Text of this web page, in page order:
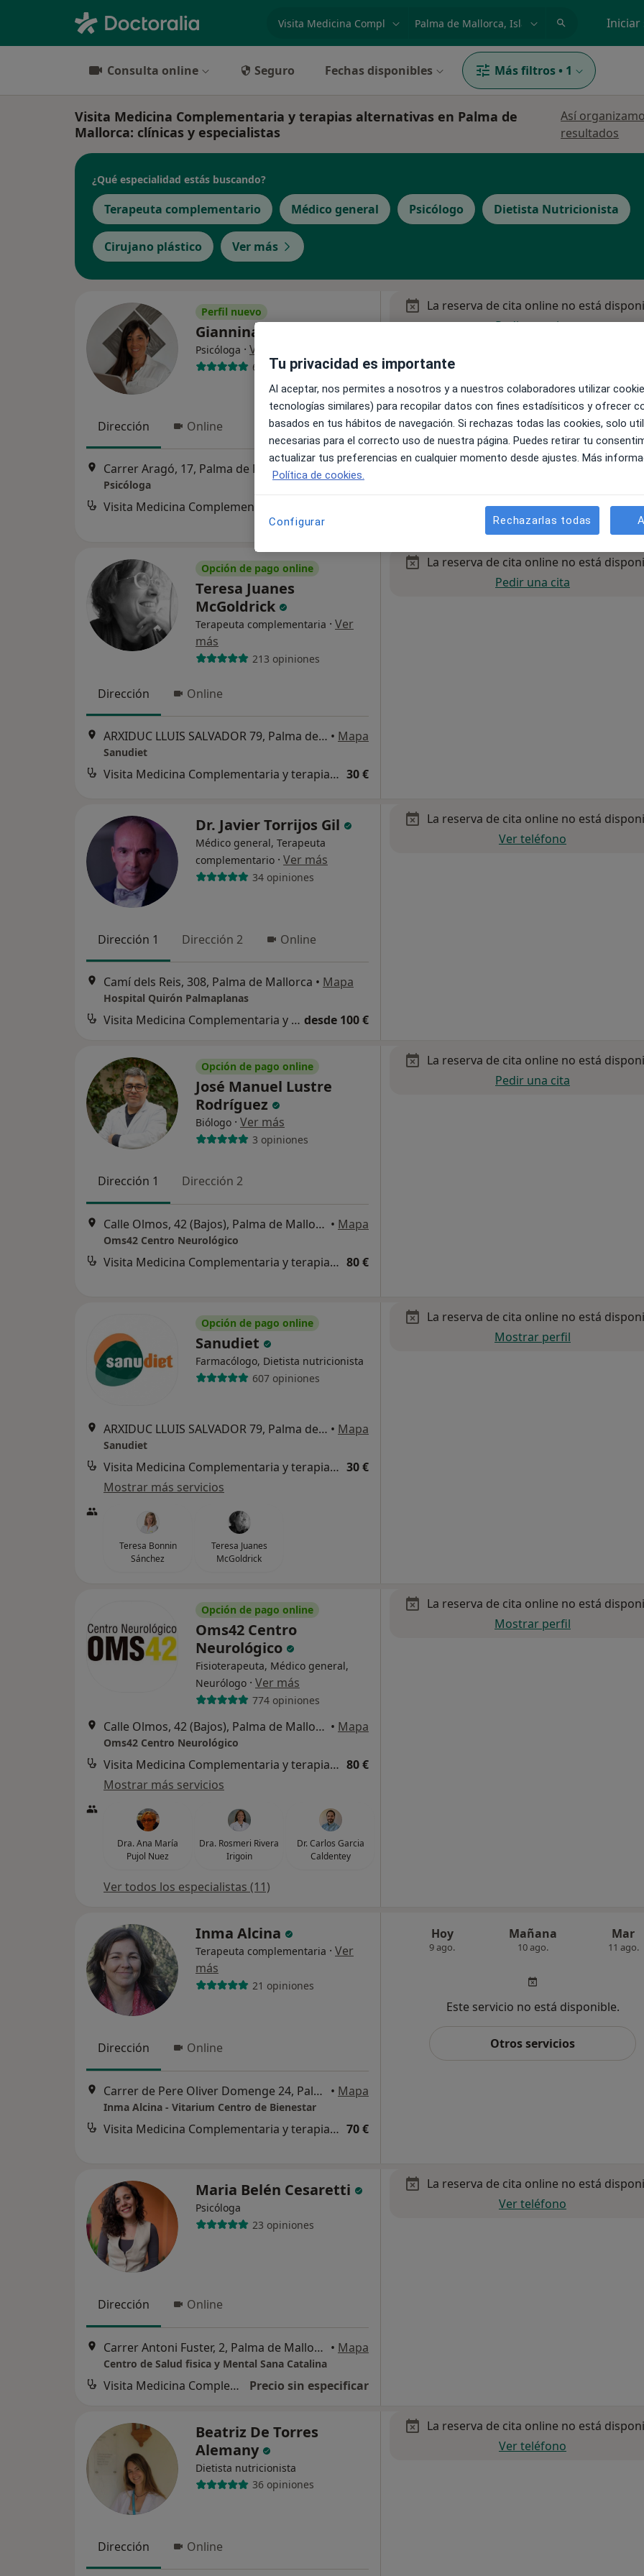
Iniciar
Consulta online Seguro Fechas disponibles Más filtros • 1
Visita Medicina Complementaria y terapias alternativas en Palma de
Mallorca: clínicas y especialistas
Así
resultados
¿Qué especialidad estás buscando?
Terapeuta complementario Médico general Psicólogo Dietista Nutricionista
Cirujano plástico Ver más
Perfil nuevo
Giannina Vallone
Psicóloga · Ver más
6 opiniones
Dirección Online
Carrer Aragó, 17, Palma de Mallorca Mapa
Psicóloga
La reserva de cita online no está
Pedir una cita
Opción de pago online
Teresa Juanes
McGoldrick
Terapeuta complementaria · Ver
más
213 opiniones
Dirección Online
ARXIDUC LLUIS SALVADOR 79, Palma de Mallorca • Mapa
Sanudiet
Visita Medicina Complementaria y terapias alternativas 30 €
La reserva de cita online no está
Pedir una cita
Dr. Javier Torrijos Gil
Médico general, Terapeuta
complementario · Ver más
34 opiniones
Dirección 1 Dirección 2 Online
Camí dels Reis, 308, Palma de Mallorca • Mapa
Hospital Quirón Palmaplanas
Visita Medicina Complementaria y terapias alternativas desde 100 €
La reserva de cita online no está
Ver teléfono
Opción de pago online
José Manuel Lustre
Rodríguez
Biólogo · Ver más
3 opiniones
Dirección 1 Dirección 2
Calle Olmos, 42 (Bajos), Palma de Mallorca • Mapa
Oms42 Centro Neurológico
Visita Medicina Complementaria y terapias alternativas 80 €
La reserva de cita online no está
Pedir una cita
Opción de pago online
Sanudiet
Farmacólogo, Dietista nutricionista
607 opiniones
ARXIDUC LLUIS SALVADOR 79, Palma de Mallorca • Mapa
Sanudiet
Visita Medicina Complementaria y terapias alternativas 30 €
Mostrar más servicios
Teresa Bonnin
Sánchez
Teresa Juanes
McGoldrick
La reserva de cita online no está
Mostrar perfil
Opción de pago online
Oms42 Centro
Neurológico
Fisioterapeuta, Médico general,
Neurólogo · Ver más
774 opiniones
Calle Olmos, 42 (Bajos), Palma de Mallorca • Mapa
Oms42 Centro Neurológico
Visita Medicina Complementaria y terapias alternativas 80 €
Mostrar más servicios
Dra. Ana María
Pujol Nuez
Dra. Rosmeri Rivera
Irigoin
Dr. Carlos Garcia
Caldentey
Ver todos los especialistas (11)
La reserva de cita online no está
Mostrar perfil
Inma Alcina
Terapeuta complementaria · Ver
más
21 opiniones
Dirección Online
Carrer de Pere Oliver Domenge 24, Palma de Mallorca • Mapa
Inma Alcina - Vitarium Centro de Bienestar
Visita Medicina Complementaria y terapias alternativas 70 €
Hoy
9 ago.
Mañana
10 ago.
Mar
11 ago.
Este servicio no está disponible.
Otros servicios
Maria Belén Cesaretti
Psicóloga
23 opiniones
Dirección Online
Carrer Antoni Fuster, 2, Palma de Mallorca • Mapa
Centro de Salud fisica y Mental Sana Catalina
Visita Medicina Complementaria y terapias alternativas Precio sin especificar
La reserva de cita online no está
Ver teléfono
Beatriz De Torres
Alemany
Dietista nutricionista
36 opiniones
Dirección Online
La reserva de cita online no está
Ver teléfono
Tu privacidad es importante
Al aceptar, nos permites a nosotros y a nuestros colaboradores utilizar
tecnologías similares) para recopilar datos con fines estadísiticos y ofrecer
basados en tus hábitos de navegación. Si rechazas todas las cookies, solo
necesarias para el correcto uso de nuestra página. Puedes retirar tu
actualizar tus preferencias en cualquier momento desde ajustes. Más
Política de cookies.
Configurar Rechazarlas todas